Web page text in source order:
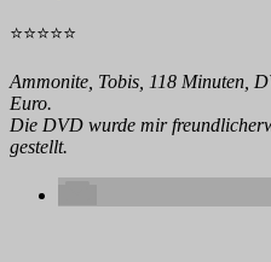
⭐⭐⭐⭐⭐
Ammonite, Tobis, 118 Minuten,
Euro.
Die DVD wurde mir
gestellt.